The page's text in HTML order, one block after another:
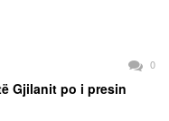
0
Gjilanit po i presin